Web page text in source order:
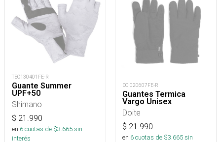
TEC130401FE-R
Guante Summer
UPF+50
Shimano
$ 21.990
en 6cuotas de $3.665sin
interés
DOI020607FE-R
Guantes Termica
Vargo Unisex
Doite
$ 21.990
en 6cuotas de $3.665sin